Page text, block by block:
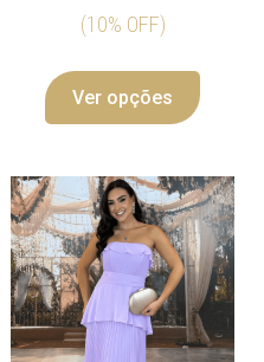
(10% OFF)
Ver opções